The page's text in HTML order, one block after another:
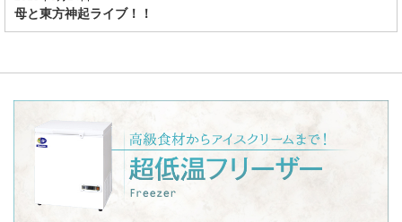
母と東方神起ライブ！！